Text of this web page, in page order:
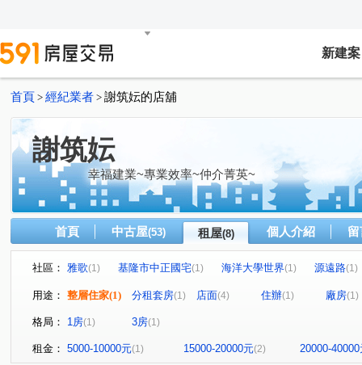
新建案
首頁 > 經紀業者 > 謝筑妘的店舖
謝筑妘
幸福建業~專業效率~仲介菁英~
首頁 中古屋(53) 租屋(8) 個人介紹
社區： 雅歌(1) 基隆市中正國宅(1) 海洋大學世界(1) 源遠路(1)
信五路 (1) 中山二路 中船路 北寧路 新豐街
用途： 整層住家(1) 分租套房(1) 店面(4) 住辦(1) 廠房(1)
格局： 1房(1) 3房(1)
租金： 5000-10000元(1) 15000-20000元(2) 20000-40000